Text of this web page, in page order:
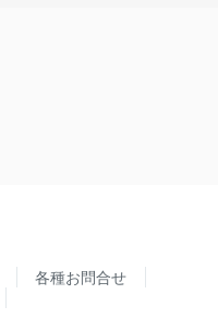
各種お問合せ